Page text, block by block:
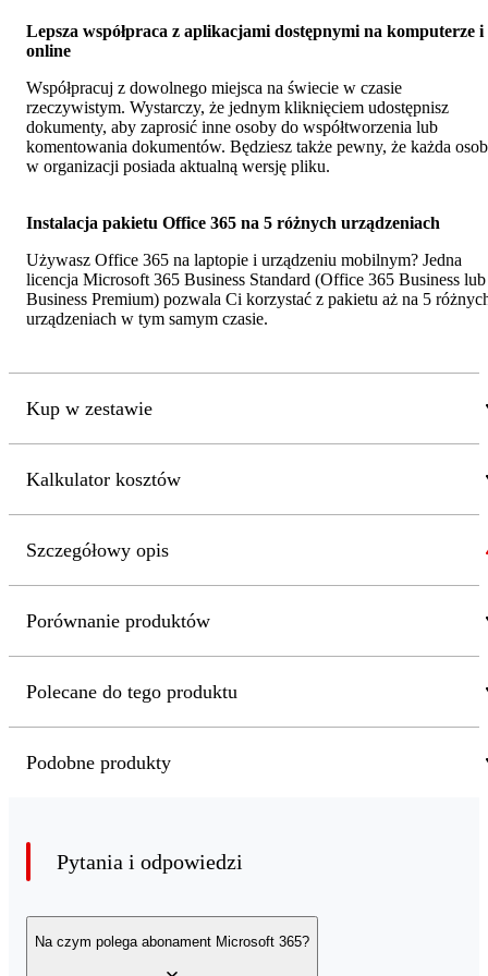
Lepsza współpraca z aplikacjami dostępnymi na komputerze i
online
Współpracuj z dowolnego miejsca na świecie w czasie
rzeczywistym. Wystarczy, że jednym kliknięciem udostępnisz
dokumenty, aby zaprosić inne osoby do współtworzenia lub
komentowania dokumentów. Będziesz także pewny, że każda
w organizacji posiada aktualną wersję pliku.
Instalacja pakietu Office 365 na 5 różnych urządzeniach
Używasz Office 365 na laptopie i urządzeniu mobilnym? Jedna
licencja Microsoft 365 Business Standard (Office 365 Business lub
Business Premium) pozwala Ci korzystać z pakietu aż na 5
urządzeniach w tym samym czasie.
Kup w zestawie
Kalkulator kosztów
Szczegółowy opis
Porównanie produktów
Polecane do tego produktu
Podobne produkty
Pytania i odpowiedzi
Na czym polega abonament Microsoft 365?